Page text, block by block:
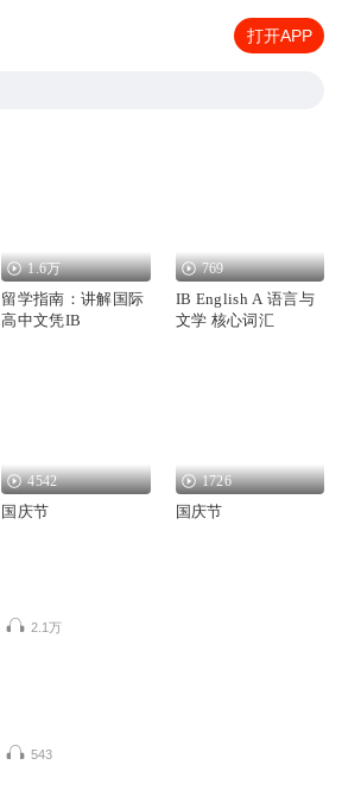
打开APP
1.6万
留学指南：讲解国际
高中文凭IB
769
IB English A 语言与
文学 核心词汇
4542
国庆节
1726
国庆节
2.1万
543